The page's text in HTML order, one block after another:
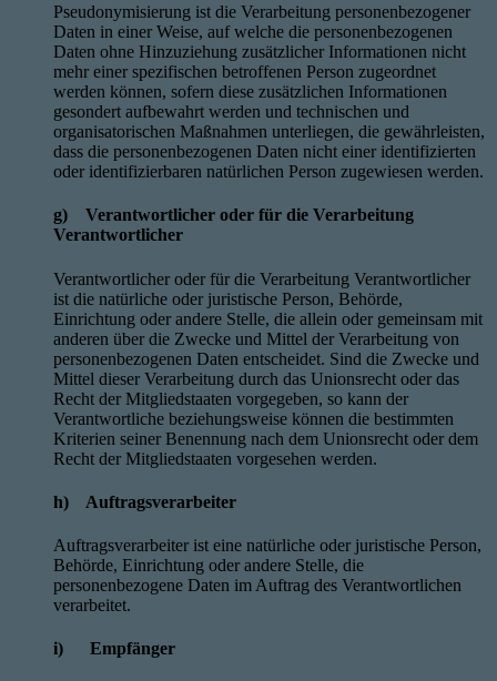
Pseudonymisierung ist die Verarbeitung personenbezogener
Daten in einer Weise, auf welche die personenbezogenen
Daten ohne Hinzuziehung zusätzlicher Informationen nicht
mehr einer spezifischen betroffenen Person zugeordnet
werden können, sofern diese zusätzlichen Informationen
gesondert aufbewahrt werden und technischen und
organisatorischen Maßnahmen unterliegen, die gewährleisten,
dass die personenbezogenen Daten nicht einer identifizierten
oder identifizierbaren natürlichen Person zugewiesen werden.
g) Verantwortlicher oder für die Verarbeitung
Verantwortlicher
Verantwortlicher oder für die Verarbeitung Verantwortlicher
ist die natürliche oder juristische Person, Behörde,
Einrichtung oder andere Stelle, die allein oder gemeinsam mit
anderen über die Zwecke und Mittel der Verarbeitung von
personenbezogenen Daten entscheidet. Sind die Zwecke und
Mittel dieser Verarbeitung durch das Unionsrecht oder das
Recht der Mitgliedstaaten vorgegeben, so kann der
Verantwortliche beziehungsweise können die bestimmten
Kriterien seiner Benennung nach dem Unionsrecht oder dem
Recht der Mitgliedstaaten vorgesehen werden.
h) Auftragsverarbeiter
Auftragsverarbeiter ist eine natürliche oder juristische Person,
Behörde, Einrichtung oder andere Stelle, die
personenbezogene Daten im Auftrag des Verantwortlichen
verarbeitet.
i) Empfänger